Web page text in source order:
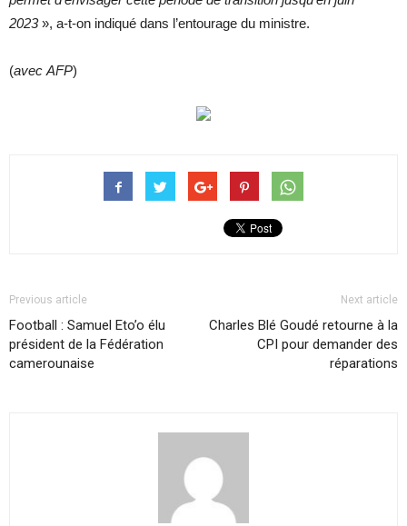
2023», a-t-on indiqué dans l’entourage du ministre.
(avec AFP)
Previous article
Football : Samuel Eto’o élu
président de la Fédération
camerounaise
Next article
Charles Blé Goudé retourne à la
CPI pour demander des
réparations